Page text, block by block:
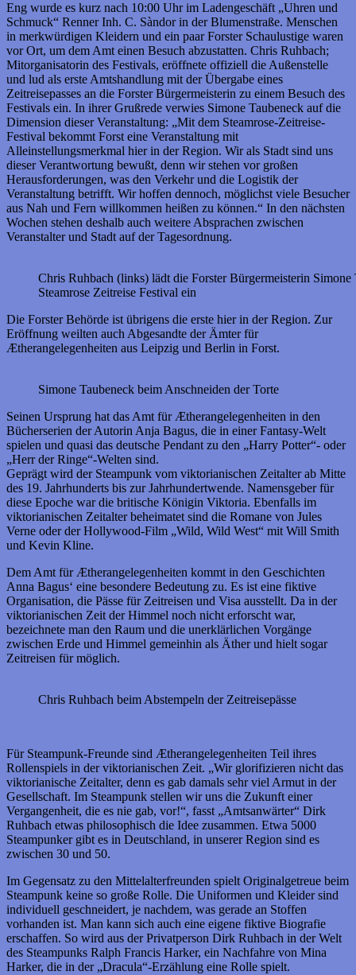
Eng wurde es kurz nach 10:00 Uhr im Ladengeschäft „Uhren und
Schmuck“ Renner Inh. C. Sàndor in der Blumenstraße. Menschen
in merkwürdigen Kleidern und ein paar Forster Schaulustige waren
vor Ort, um dem Amt einen Besuch abzustatten. Chris Ruhbach;
Mitorganisatorin des Festivals, eröffnete offiziell die Außenstelle
und lud als erste Amtshandlung mit der Übergabe eines
Zeitreisepasses an die Forster Bürgermeisterin zu einem Besuch des
Festivals ein. In ihrer Grußrede verwies Simone Taubeneck auf die
Dimension dieser Veranstaltung: „Mit dem Steamrose-Zeitreise-
Festival bekommt Forst eine Veranstaltung mit
Alleinstellungsmerkmal hier in der Region. Wir als Stadt sind uns
dieser Verantwortung bewußt, denn wir stehen vor großen
Herausforderungen, was den Verkehr und die Logistik der
Veranstaltung betrifft. Wir hoffen dennoch, möglichst viele Besucher
aus Nah und Fern willkommen heißen zu können.“ In den nächsten
Wochen stehen deshalb auch weitere Absprachen zwischen
Veranstalter und Stadt auf der Tagesordnung.
Chris Ruhbach (links) lädt die Forster Bürgermeisterin Simone
Steamrose Zeitreise Festival ein
Die Forster Behörde ist übrigens die erste hier in der Region. Zur
Eröffnung weilten auch Abgesandte der Ämter für
Ætherangelegenheiten aus Leipzig und Berlin in Forst.
Simone Taubeneck beim Anschneiden der Torte
Seinen Ursprung hat das Amt für Ætherangelegenheiten in den
Bücherserien der Autorin Anja Bagus, die in einer Fantasy-Welt
spielen und quasi das deutsche Pendant zu den „Harry Potter“- oder
„Herr der Ringe“-Welten sind.
Geprägt wird der Steampunk vom viktorianischen Zeitalter ab Mitte
des 19. Jahrhunderts bis zur Jahrhundertwende. Namensgeber für
diese Epoche war die britische Königin Viktoria. Ebenfalls im
viktorianischen Zeitalter beheimatet sind die Romane von Jules
Verne oder der Hollywood-Film „Wild, Wild West“ mit Will Smith
und Kevin Kline.
Dem Amt für Ætherangelegenheiten kommt in den Geschichten
Anna Bagus‘ eine besondere Bedeutung zu. Es ist eine fiktive
Organisation, die Pässe für Zeitreisen und Visa ausstellt. Da in der
viktorianischen Zeit der Himmel noch nicht erforscht war,
bezeichnete man den Raum und die unerklärlichen Vorgänge
zwischen Erde und Himmel gemeinhin als Äther und hielt sogar
Zeitreisen für möglich.
Chris Ruhbach beim Abstempeln der Zeitreisepässe
Für Steampunk-Freunde sind Ætherangelegenheiten Teil ihres
Rollenspiels in der viktorianischen Zeit. „Wir glorifizieren nicht das
viktorianische Zeitalter, denn es gab damals sehr viel Armut in der
Gesellschaft. Im Steampunk stellen wir uns die Zukunft einer
Vergangenheit, die es nie gab, vor!“, fasst „Amtsanwärter“ Dirk
Ruhbach etwas philosophisch die Idee zusammen. Etwa 5000
Steampunker gibt es in Deutschland, in unserer Region sind es
zwischen 30 und 50.
Im Gegensatz zu den Mittelalterfreunden spielt Originalgetreue beim
Steampunk keine so große Rolle. Die Uniformen und Kleider sind
individuell geschneidert, je nachdem, was gerade an Stoffen
vorhanden ist. Man kann sich auch eine eigene fiktive Biografie
erschaffen. So wird aus der Privatperson Dirk Ruhbach in der Welt
des Steampunks Ralph Francis Harker, ein Nachfahre von Mina
Harker, die in der „Dracula“-Erzählung eine Rolle spielt.